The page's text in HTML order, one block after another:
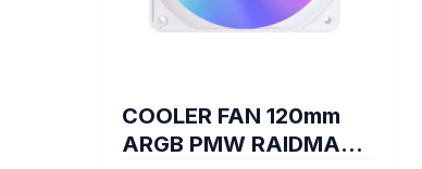
COOLER FAN 120mm
ARGB PMW RAIDMAX